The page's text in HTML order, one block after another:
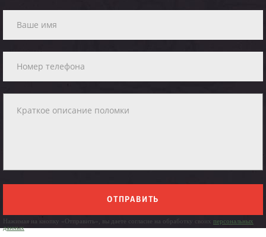
ОТПРАВИТЬ
Нажимая на кнопку «Отправить», вы даете согласие на обработку своих персональных
данных